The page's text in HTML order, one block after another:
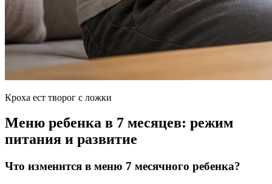
Кроха ест творог с ложки
Меню ребенка в 7 месяцев: режим
питания и развитие
Что изменится в меню 7 месячного ребенка?